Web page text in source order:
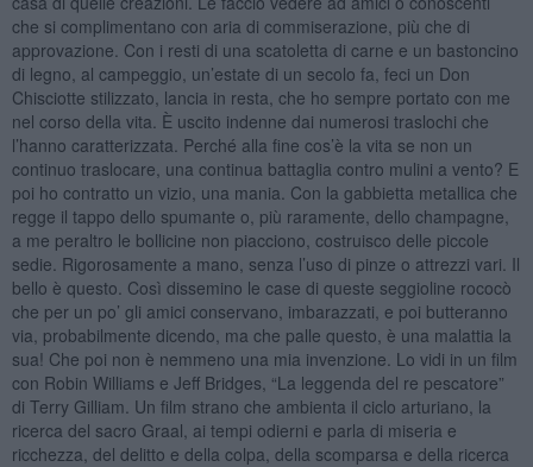
che si complimentano con aria di commiserazione, più che di
approvazione. Con i resti di una scatoletta di carne e un bastoncino
di legno, al campeggio, un’estate di un secolo fa, feci un Don
Chisciotte stilizzato, lancia in resta, che ho sempre portato con me
nel corso della vita. È uscito indenne dai numerosi traslochi che
l’hanno caratterizzata. Perché alla fine cos’è la vita se non un
continuo traslocare, una continua battaglia contro mulini a vento? E
poi ho contratto un vizio, una mania. Con la gabbietta metallica che
regge il tappo dello spumante o, più raramente, dello champagne,
a me peraltro le bollicine non piacciono, costruisco delle piccole
sedie. Rigorosamente a mano, senza l’uso di pinze o attrezzi vari. Il
bello è questo. Così dissemino le case di queste seggioline rococò
che per un po’ gli amici conservano, imbarazzati, e poi butteranno
via, probabilmente dicendo, ma che palle questo, è una malattia la
sua! Che poi non è nemmeno una mia invenzione. Lo vidi in un film
con Robin Williams e Jeff Bridges, “La leggenda del re pescatore”
di Terry Gilliam. Un film strano che ambienta il ciclo arturiano, la
ricerca del sacro Graal, ai tempi odierni e parla di miseria e
ricchezza, del delitto e della colpa, della scomparsa e della ricerca